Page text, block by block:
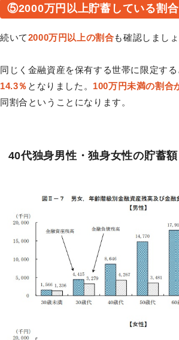
⑤2000万円以上貯蓄している割合
続いて2000万円以上の割合も確認しましょ
同じく金融資産を保有する世帯に限定する
14.3％ となりました。 100万円未満の割合
同割合ということになります。
40代独身男性・独身女性の貯蓄額